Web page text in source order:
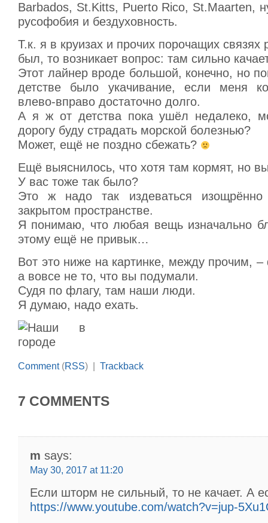
Barbados, St.Kitts, Puerto Rico, St.Maarten,
русофобия и бездуховность.
Т.к. я в круизах и прочих порочащих связях
был, то возникает вопрос: там сильно
Этот лайнер вроде большой, конечно, но
детстве было укачивание, если меня
влево-вправо достаточно долго.
А я ж от детства пока ушёл недалеко,
дорогу буду страдать морской болезнью?
Может, ещё не поздно сбежать?
Ещё выяснилось, что хотя там кормят, но
У вас тоже так было?
Это ж надо так издеваться
закрытом пространстве.
Я понимаю, что любая вещь изначально
этому ещё не привык…
Вот это ниже на картинке, между прочим,
а вовсе не то, что вы подумали.
Судя по флагу, там наши люди.
Я думаю, надо ехать.
Comment(RSS) | Trackback
7 COMMENTS
m says:
May 30, 2017 at 11:20
Если шторм не сильный, то не качает. А
https://www.youtube.com/watch?v=jup-